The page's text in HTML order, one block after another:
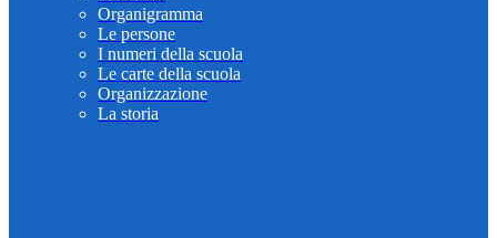
Organigramma
Le persone
I numeri della scuola
Le carte della scuola
Organizzazione
La storia